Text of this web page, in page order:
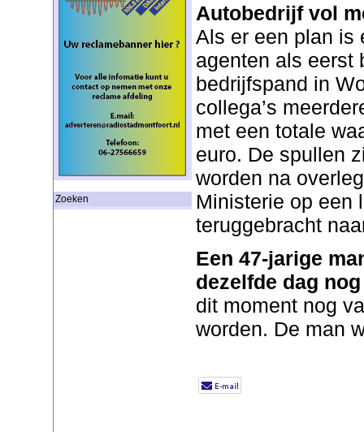
Zoeken
Autobedrijf vol
Als er een plan is
agenten als eerst
bedrijfspand in
collega’s
met een totale
euro. De spullen
worden na
Ministerie op een
teruggebracht
Een 47-jarige
dezelfde dag
dit moment nog
worden. De man